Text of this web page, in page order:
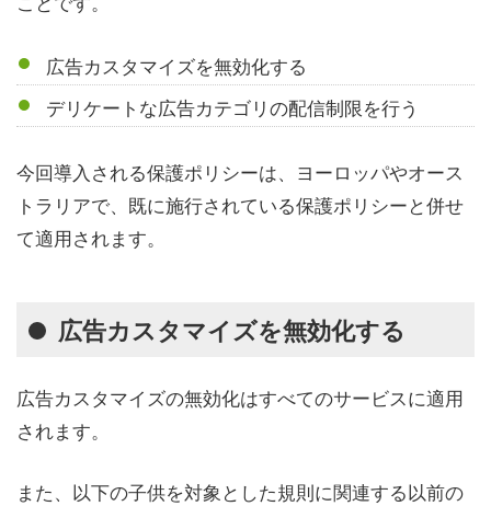
広告カスタマイズを無効化する
デリケートな広告カテゴリの配信制限を行う
今回導入される保護ポリシーは、ヨーロッパやオース
トラリアで、既に施行されている保護ポリシーと併せ
て適用されます。
広告カスタマイズを無効化する
広告カスタマイズの無効化はすべてのサービスに適用
されます。
また、以下の子供を対象とした規則に関連する以前の